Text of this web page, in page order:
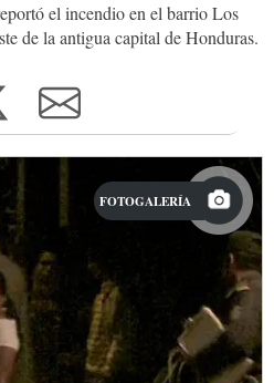
el incendio en el barrio Los
de la antigua capital de Honduras.
FOTOGALERÍA